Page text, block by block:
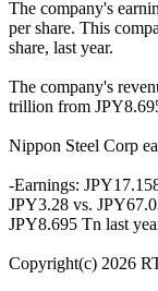
The company's
per share. This
share, last year.
The company's
trillion from
Nippon Steel Corp
-Earnings:
JPY3.28 vs.
JPY8.695 Tn last
Copyright(c) 2026